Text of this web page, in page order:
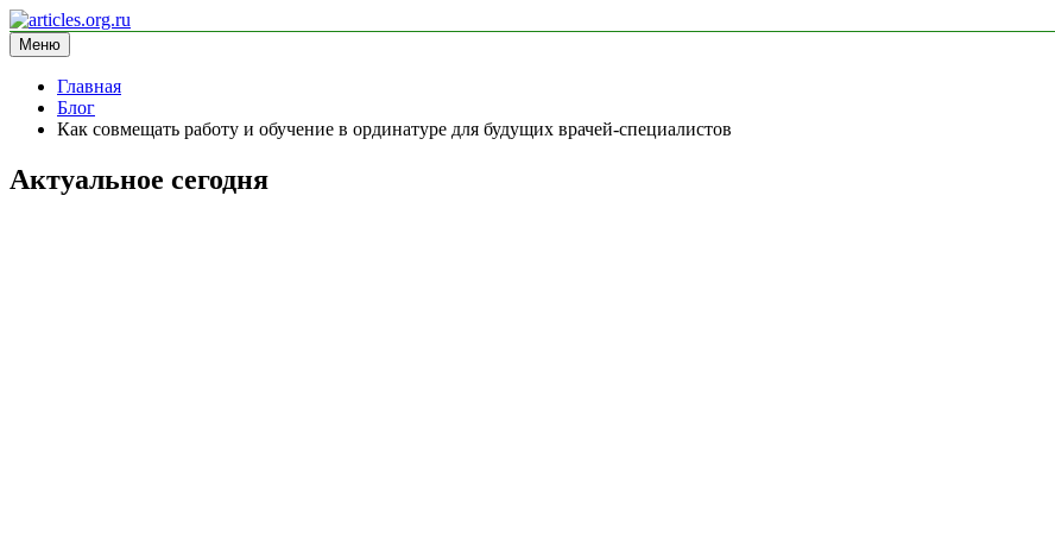
Перейти
к
содержимому
articles.org.ru
информационный сайт
Меню
Главная
Блог
Как совмещать работу и обучение в ординатуре для будущих врачей-специалистов
Актуальное сегодня